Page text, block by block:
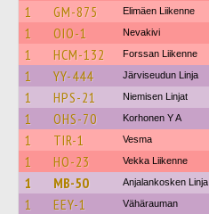
1 GM-875 Elimäen Liikenne
1 OIO-1 Nevakivi
1 HCM-132 Forssan Liikenne
1 YY-444 Järviseudun Linja
1 HPS-21 Niemisen Linjat
1 OHS-70 Korhonen Y A
1 TIR-1 Vesma
1 HO-23 Vekka Liikenne
1 MB-50 Anjalankosken Linja
1 EEY-1 Vähärauman